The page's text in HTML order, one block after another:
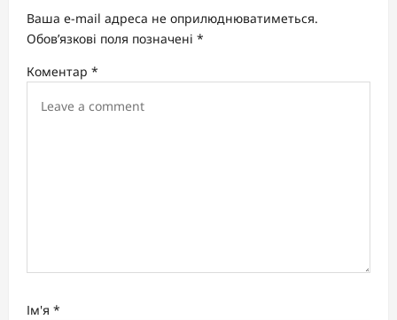
g
t
Ваша e-mail адреса не оприлюднюватиметься.
Обов’язкові поля позначені *
Коментар *
Ім'я *